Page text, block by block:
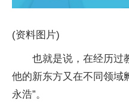
(资料图片)
也就是说，在经历过
他的新东方又在不同领域
永浩”。